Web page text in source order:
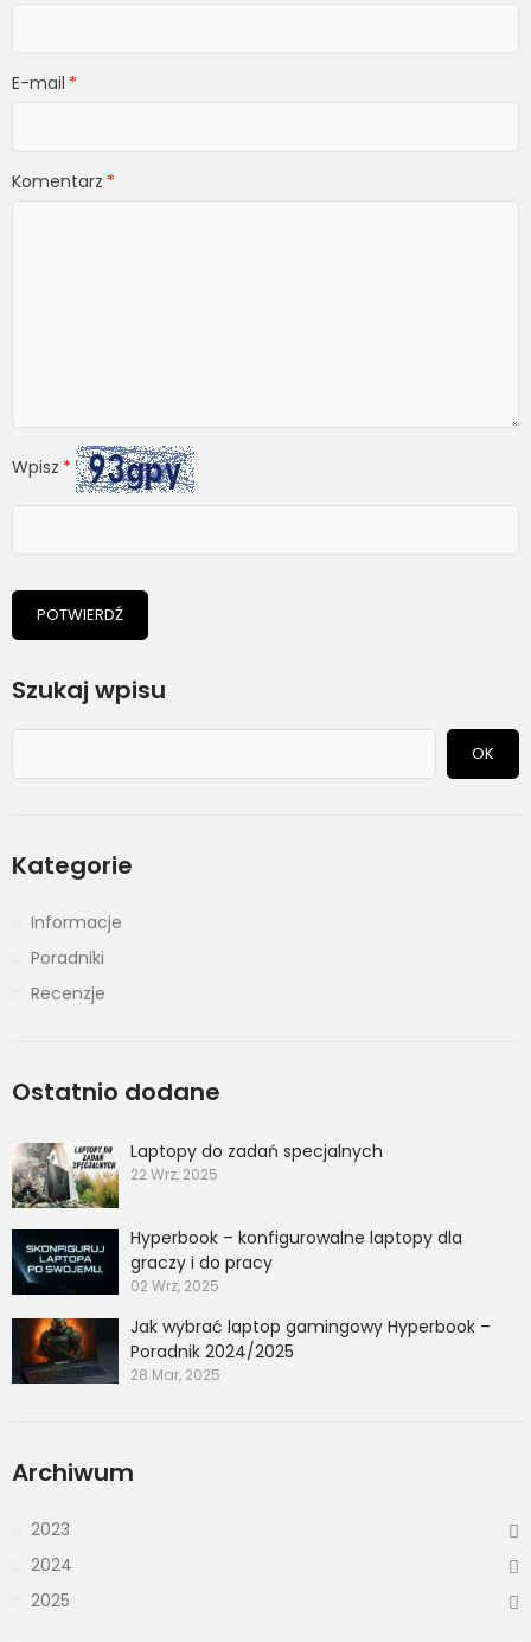
E-mail
Komentarz
Wpisz
POTWIERDŹ
Szukaj wpisu
OK
Kategorie
Informacje
Poradniki
Recenzje
Ostatnio dodane
Laptopy do zadań specjalnych
22 Wrz, 2025
Hyperbook – konfigurowalne laptopy dla
graczy i do pracy
02 Wrz, 2025
Jak wybrać laptop gamingowy Hyperbook –
Poradnik 2024/2025
28 Mar, 2025
Archiwum
2023
2024
2025